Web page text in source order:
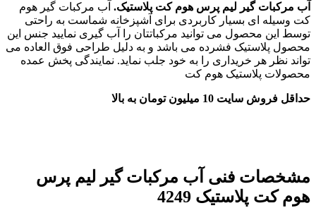
آب مرکبات گیر لیم پرس هوم کت پلاستیک. آب مرکبات گیر هوم
کت وسیله ای بسیار کاربردی برای آشپزخانه شماست به راحتی
توسط این محصول می توانید مرکباتتان را آب گیری نمایید جنس این
محصول پلاستیک فشرده می باشد و به دلیل طراحی فوق العاده می
تواند نظر هر خریداری را به خود جلب نماید. نمایندگی پخش عمده
محصولات پلاستیک هوم کت
حداقل فروش سایت 10 میلیون تومان به بالا
مشخصات فنی آب مرکبات گیر لیم پرس
هوم کت پلاستیک 4249